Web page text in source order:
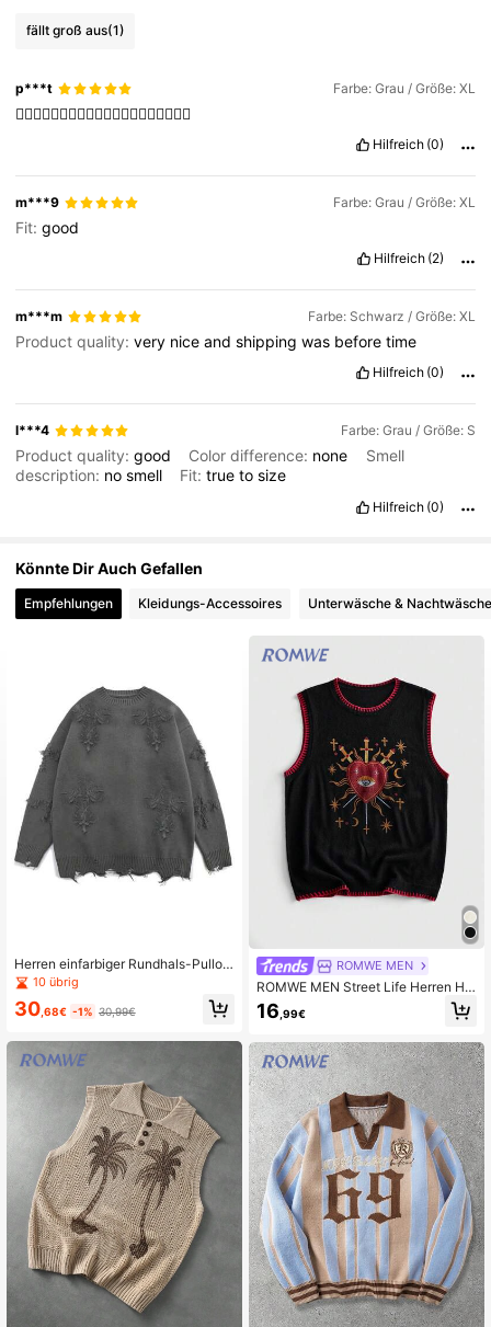
4,81
fällt groß aus(1)
p***t Farbe: Grau / Größe: XL
👍🏻👍🏻👍🏻👍🏻👍🏻👍🏻👍🏻👍🏻👍🏻👍🏻
Hilfreich (0)
m***9 Farbe: Grau / Größe: XL
Fit:good
Hilfreich (2)
m***m Farbe: Schwarz / Größe: XL
Product quality:very niceandshippingwas beforetime
Hilfreich (0)
l***4 Farbe: Grau / Größe: S
Product quality:good Color difference: none
Smell
description: nosmell Fit:truetosize
Hilfreich (0)
Könnte Dir Auch Gefallen
Empfehlungen Kleidungs-Accessoires Unterwäsche & Nachtwäsche
Herren einfarbiger Rundhals-Pullov
er mit Langarm für den täglichen Ge
brauch, Emo, für Herbst und Winter
10 übrig
30 ,68€ -1% 30,99€
ROMWE MEN
ROMWE MEN Street Life Herren He
rzenmuster Rundhals Casual Strick
weste
16 ,99€